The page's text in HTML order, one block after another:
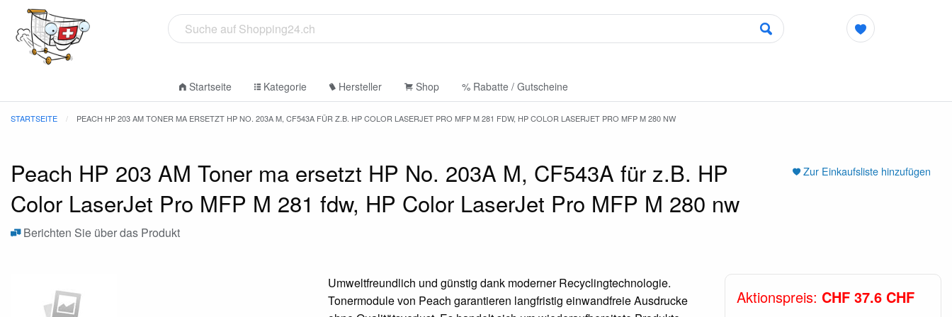
Startseite Kategorie Hersteller Shop % Rabatte / Gutscheine
STARTSEITE PEACH HP 203 AM TONER MA ERSETZT HP NO. 203A M, CF543A FÜR Z.B. HP COLOR LASERJET PRO MFP M 281 FDW, HP COLOR LASERJET PRO MFP M 280 NW
Zur Einkaufsliste hinzufügen
Peach HP 203 AM Toner ma ersetzt HP No. 203A M, CF543A für z.B. HP
Color LaserJet Pro MFP M 281 fdw, HP Color LaserJet Pro MFP M 280 nw
Berichten Sie über das Produkt
Umweltfreundlich und günstig dank moderner Recyclingtechnologie.
Tonermodule von Peach garantieren langfristig einwandfreie Ausdrucke
Aktionspreis: CHF 37.6 CHF